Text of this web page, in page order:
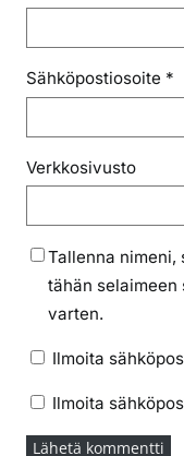
Sähköpostiosoite *
Verkkosivusto
Tallenna
tähän
varten.
Ilmoita
Ilmoita